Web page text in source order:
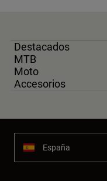
Destacados
MTB
Moto
Accesorios
España